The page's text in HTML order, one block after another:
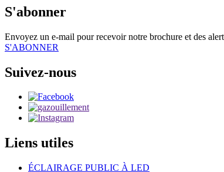
S'abonner
Envoyez un e-mail pour recevoir notre brochure et des
S'ABONNER
Suivez-nous
Liens utiles
ÉCLAIRAGE PUBLIC À LED